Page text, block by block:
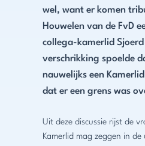
wel, want er komen
Houwelen van de FvD
collega-kamerlid
verschrikking spoelde
nauwelijks een
dat er een grens was
Uit deze discussie rijst de
Kamerlid mag zeggen in